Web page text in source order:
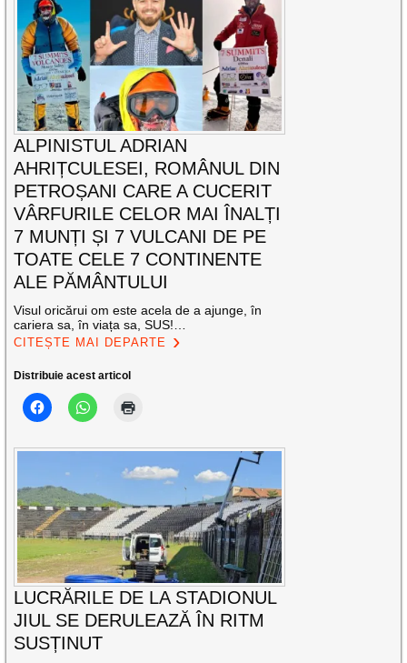
ALPINISTUL ADRIAN
AHRIȚCULESEI, ROMÂNUL DIN
PETROȘANI CARE A CUCERIT
VÂRFURILE CELOR MAI ÎNALȚI
7 MUNȚI ȘI 7 VULCANI DE PE
TOATE CELE 7 CONTINENTE
ALE PĂMÂNTULUI
Visul oricărui om este acela de a ajunge, în
cariera sa, în viața sa, SUS!…
CITEȘTE MAI DEPARTE
Distribuie acest articol
LUCRĂRILE DE LA STADIONUL
JIUL SE DERULEAZĂ ÎN RITM
SUSȚINUT